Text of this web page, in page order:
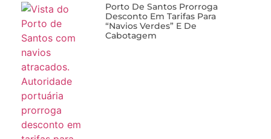
Porto De Santos Prorroga
Desconto Em Tarifas Para
“navios Verdes” E De
Cabotagem